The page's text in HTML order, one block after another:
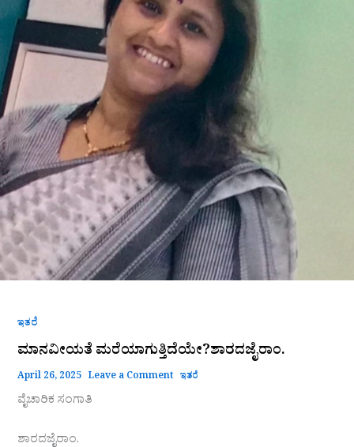
ಇತರೆ
ಮಾನವೀಯತೆ ಮರೆಯಾಗುತ್ತಿದೆಯೇ?ಶಾರದಜೈರಾಂ.
April 26, 2025 Leave a Comment ಇತರೆ
ವೈಚಾರಿಕ ಸಂಗಾತಿ
ಶಾರದಜೈರಾಂ.